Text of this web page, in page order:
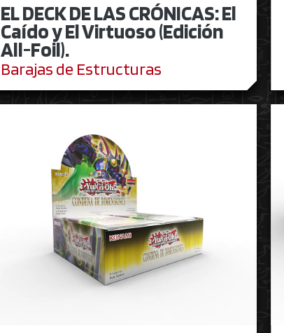
EL DECK DE LAS CRÓNICAS: El
Caído y El Virtuoso (Edición
All-Foil).
Barajas de Estructuras